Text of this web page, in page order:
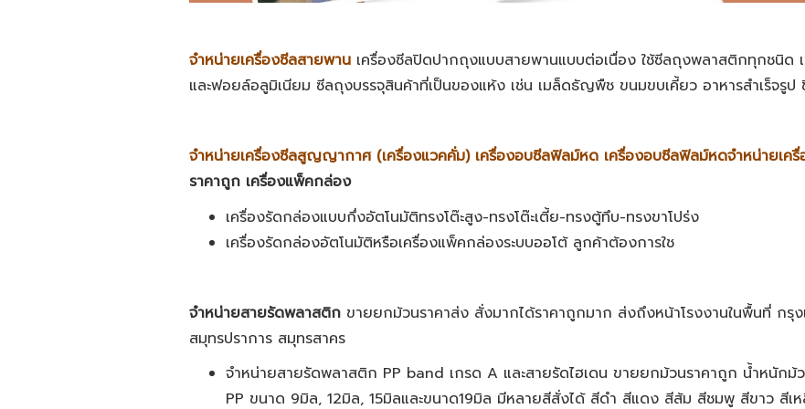
จำหน่ายเครื่องซีลสายพาน เครื่องซีลปิดปากถุงแบบสายพานแบบต่อเนื่อง ใช้ซีลถุงพลาสติกทุกชนิด เ
และฟอยล์อลูมิเนียม ซีลถุงบรรจุสินค้าที่เป็นของแห้ง เช่น เมล็ดธัญพืช ขนมขบเคี้ยว อาหารสำเร็จรูป
จำหน่ายเครื่องซีลสูญญากาศ(เครื่องแวคคั่ม) เครื่องอบซีลฟิลม์หด ​เครื่องอบซีลฟิลม์หดจำหน่ายเค
ราคาถูก เครื่องแพ็คกล่อง
เครื่องรัดกล่องแบบกึ่งอัตโนมัติทรงโต๊ะสูง-ทรงโต๊ะเตี้ย-ทรงตู้ทึบ-ทรงขาโปร่ง
เครื่องรัดกล่องอัตโนมัติหรือเครื่องแพ็คกล่องระบบออโต้ ลูกค้าต้องการใช
จำหน่ายสายรัดพลาสติก ขายยกม้วนราคาส่ง สั่งมากได้ราคาถูกมาก ส่งถึงหน้าโรงงานในพื้นที่ ก
สมุทรปราการ สมุทรสาคร
จำหน่ายสายรัดพลาสติก PP band เกรด A และสายรัดไฮเดน ขายยกม้วนราคาถูก น้ำหนักม้
PP ขนาด 9มิล, 12มิล, 15มิลและขนาด19มิล มีหลายสีสั่งได้ สีดำ สีแดง สีส้ม สีชมพู สีขาว สีเ